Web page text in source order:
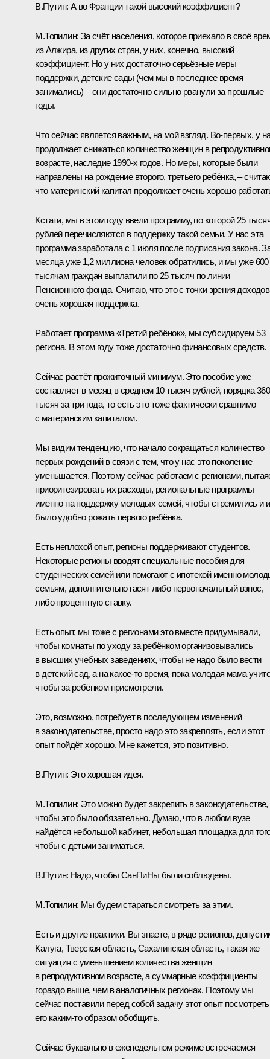
В.Путин: А во Франции такой высокий коэффициент?
М.Топилин: За счёт населения, которое приехало в своё
из Алжира, из других стран, у них, конечно, высокий
коэффициент. Но у них достаточно серьёзные меры
поддержки, детские сады (чем мы в последнее время
занимались) – они достаточно сильно рванули за прошлые
годы.
Что сейчас является важным, на мой взгляд. Во‑первых, у
продолжает снижаться количество женщин в
возрасте, наследие 1990-х годов. Но меры, которые были
направлены на рождение второго, третьего ребёнка, –
что материнский капитал продолжает очень хорошо
Кстати, мы в этом году ввели программу, по которой 25
рублей перечисляются в поддержку такой семьи. У нас эта
программа заработала с 1 июля после подписания закона.
месяца уже 1,2 миллиона человек обратились, и мы уже 600
тысячам граждан выплатили по 25 тысяч по линии
Пенсионного фонда. Считаю, что это с точки зрения доходов
очень хорошая поддержка.
Работает программа «Третий ребёнок», мы субсидируем 53
региона. В этом году тоже достаточно финансовых средств.
Сейчас растёт прожиточный минимум. Это пособие уже
составляет в месяц в среднем 10 тысяч рублей, порядка 360
тысяч за три года, то есть это тоже фактически сравнимо
с материнским капиталом.
Мы видим тенденцию, что начало сокращаться количество
первых рождений в связи с тем, что у нас это поколение
уменьшается. Поэтому сейчас работаем с регионами,
приоритезировать их расходы, региональные программы
именно на поддержку молодых семей, чтобы стремились и
было удобно рожать первого ребёнка.
Есть неплохой опыт, регионы поддерживают студентов.
Некоторые регионы вводят специальные пособия для
студенческих семей или помогают с ипотекой именно
семьям, дополнительно гасят либо первоначальный взнос,
либо процентную ставку.
Есть опыт, мы тоже с регионами это вместе придумывали,
чтобы комнаты по уходу за ребёнком организовывались
в высших учебных заведениях, чтобы не надо было вести
в детский сад, а на какое‑то время, пока молодая мама
чтобы за ребёнком присмотрели.
Это, возможно, потребует в последующем изменений
в законодательстве, просто надо это закреплять, если этот
опыт пойдёт хорошо. Мне кажется, это позитивно.
В.Путин: Это хорошая идея.
М.Топилин: Это можно будет закрепить в законодательстве,
чтобы это было обязательно. Думаю, что в любом вузе
найдётся небольшой кабинет, небольшая площадка для
чтобы с детьми заниматься.
В.Путин: Надо, чтобы СанПиНы были соблюдены.
М.Топилин: Мы будем стараться смотреть за этим.
Есть и другие практики. Вы знаете, в ряде регионов,
Калуга, Тверская область, Сахалинская область, такая же
ситуация с уменьшением количества женщин
в репродуктивном возрасте, а суммарные коэффициенты
гораздо выше, чем в аналогичных регионах. Поэтому мы
сейчас поставили перед собой задачу этот опыт
его каким‑то образом обобщить.
Сейчас буквально в еженедельном режиме встречаемся